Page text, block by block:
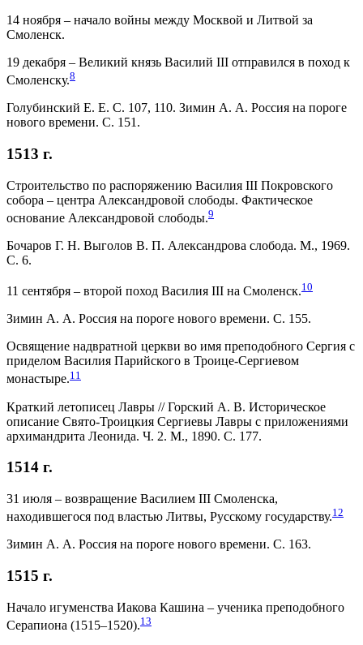
14 ноября – начало войны между Москвой и Литвой за
Смоленск.
19 декабря – Великий князь Василий III отправился в поход к
Смоленску.8
Голубинский Е. Е. С. 107, 110. Зимин А. А. Россия на пороге
нового времени. С. 151.
1513 г.
Строительство по распоряжению Василия III Покровского
собора – центра Александровой слободы. Фактическое
основание Александровой слободы.9
Бочаров Г. Н. Выголов В. П. Александрова слобода. М., 1969.
С. 6.
11 сентября – второй поход Василия III на Смоленск.10
Зимин А. А. Россия на пороге нового времени. С. 155.
Освящение надвратной церкви во имя преподобного Сергия с
приделом Василия Парийского в Троице-Сергиевом
монастыре.11
Краткий летописец Лавры // Горский А. В. Историческое
описание Свято-Троицкия Сергиевы Лавры с приложениями
архимандрита Леонида. Ч. 2. М., 1890. С. 177.
1514 г.
31 июля – возвращение Василием III Смоленска,
находившегося под властью Литвы, Русскому государству.12
Зимин А. А. Россия на пороге нового времени. С. 163.
1515 г.
Начало игуменства Иакова Кашина – ученика преподобного
Серапиона (1515–1520).13